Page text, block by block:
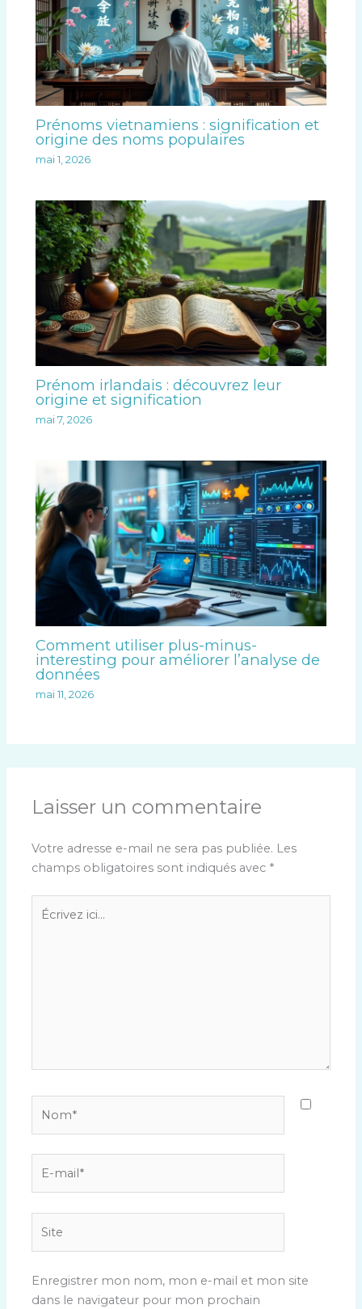
Prénoms vietnamiens : signification et
origine des noms populaires
mai 1, 2026
Prénom irlandais : découvrez leur
origine et signification
mai 7, 2026
Comment utiliser plus-minus-
interesting pour améliorer l’analyse de
données
mai 11, 2026
Laisser un commentaire
Votre adresse e-mail ne sera pas publiée. Les
champs obligatoires sont indiqués avec *
Écrivez
ici…
Enregistrer mon nom, mon e-mail et mon site
dans le navigateur pour mon prochain